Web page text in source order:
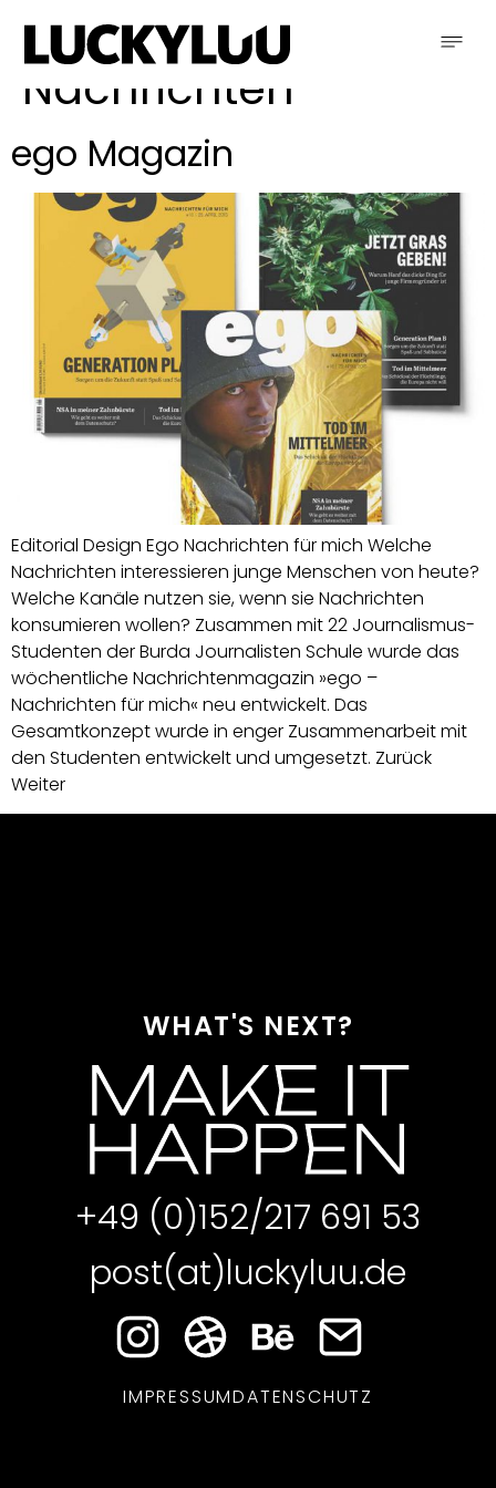
Schlagwort:
Nachrichten
ego Magazin
Editorial Design Ego Nachrichten für mich Welche
Nachrichten interessieren junge Menschen von heute?
Welche Kanäle nutzen sie, wenn sie Nachrichten
konsumieren wollen? Zusammen mit 22 Journalismus-
Studenten der Burda Journalisten Schule wurde das
wöchentliche Nachrichtenmagazin »ego –
Nachrichten für mich« neu entwickelt. Das
Gesamtkonzept wurde in enger Zusammenarbeit mit
den Studenten entwickelt und umgesetzt. Zurück
Weiter
WHAT'S NEXT?
MAKE IT
HAPPEN
+49 (0)152/217 691 53
post(at)luckyluu.de
IMPRESSUMDATENSCHUTZ